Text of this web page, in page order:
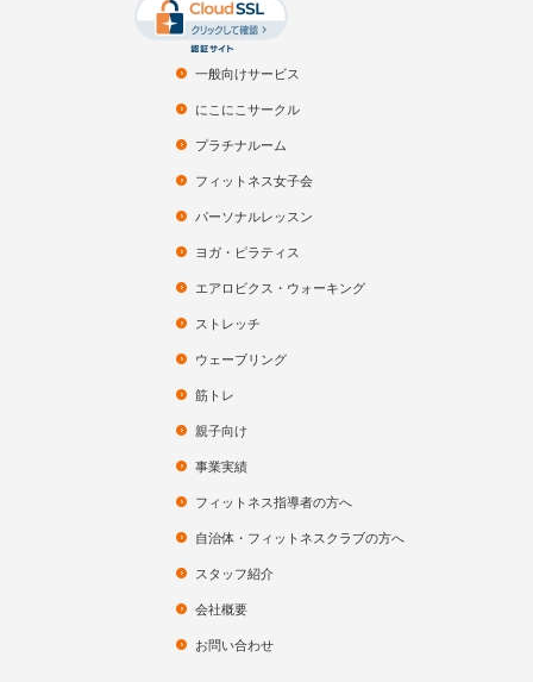
一般向けサービス
にこにこサークル
プラチナルーム
フィットネス女子会
パーソナルレッスン
ヨガ・ピラティス
エアロビクス・ウォーキング
ストレッチ
ウェーブリング
筋トレ
親子向け
事業実績
フィットネス指導者の方へ
自治体・フィットネスクラブの方へ
スタッフ紹介
会社概要
お問い合わせ